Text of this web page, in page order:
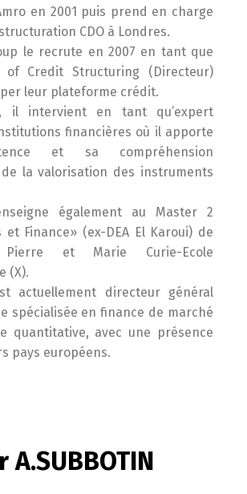
en 2001 puis prend en charge
CDO à Londres.
le recrute en 2007 en tant que
of Credit Structuring (Directeur)
leur plateforme crédit.
il intervient en tant qu’expert
financières où il apporte
et sa compréhension
la valorisation des instruments
également au Master 2
et Finance» (ex-DEA El Karoui) de
Pierre et Marie Curie-Ecole
(X).
actuellement directeur général
spécialisée en finance de marché
quantitative, avec une présence
pays européens.
A.SUBBOTIN